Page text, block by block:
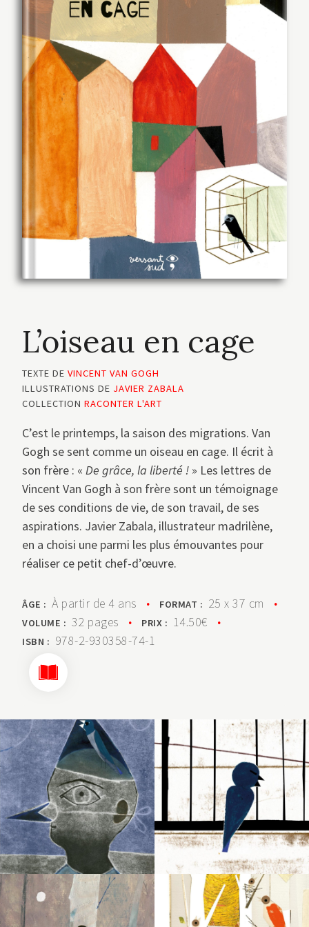
L’oiseau en cage
TEXTE DE VINCENT VAN GOGH
ILLUSTRATIONS DE JAVIER ZABALA
COLLECTION RACONTER L'ART
C’est le printemps, la saison des migrations. Van
Gogh se sent comme un oiseau en cage. Il écrit à
son frère : « De grâce, la liberté ! » Les lettres de
Vincent Van Gogh à son frère sont un témoignage
de ses conditions de vie, de son travail, de ses
aspirations. Javier Zabala, illustrateur madrilène,
en a choisi une parmi les plus émouvantes pour
réaliser ce petit chef-d’œuvre.
ÂGE : À partir de 4 ans • FORMAT : 25 x 37 cm •
VOLUME : 32 pages • PRIX : 14.50€ •
ISBN : 978-2-930358-74-1